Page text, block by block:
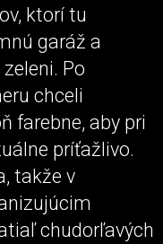
ktorí tu
garáž a
Po
chceli
farebne, aby pri
príťažlivo.
takže v
chudorľavých